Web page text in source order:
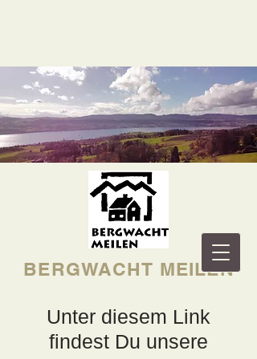
BERGWACHT MEILEN
Unter diesem Link
findest Du unsere